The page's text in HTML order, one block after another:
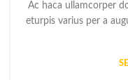
Ac haca ullamcorper
eturpis varius per a